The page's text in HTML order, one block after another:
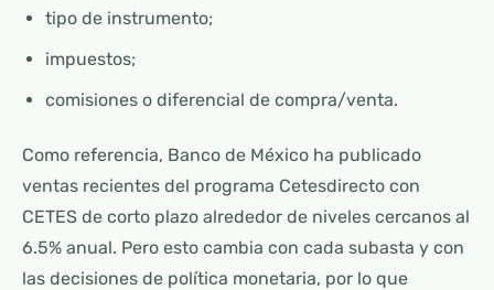
tipo de instrumento;
impuestos;
comisiones o diferencial de compra/venta.
Como referencia, Banco de México ha publicado
ventas recientes del programa Cetesdirecto con
CETES de corto plazo alrededor de niveles cercanos al
6.5% anual. Pero esto cambia con cada subasta y con
las decisiones de política monetaria, por lo que